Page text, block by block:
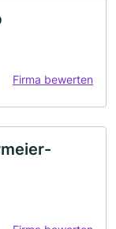
Firma bewerten